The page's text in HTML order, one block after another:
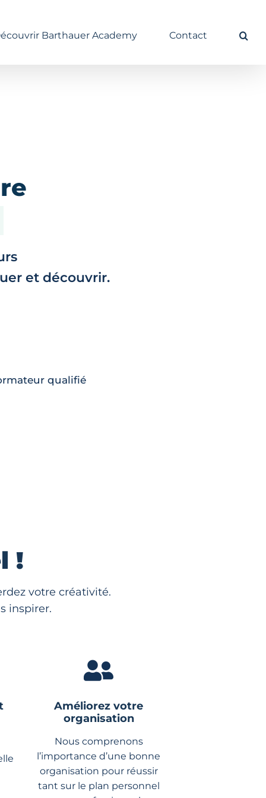
Barthauer Academy Contact
et découvrir.
qualifié
!
votre créativité.
inspirer.
Améliorez votre
organisation
Nous comprenons
l’importance d’une bonne
organisation pour réussir
tant sur le plan personnel